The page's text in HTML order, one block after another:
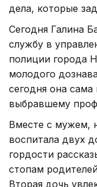
дела, которые
Сегодня Галина
службу в
полиции города
молодого
сегодня она
выбравшему
Вместе с мужем,
воспитала двух
гордости
стопам
Вторая дочь